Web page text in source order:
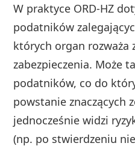
W praktyce ORD‑HZ
podatników
których organ rozważa
zabezpieczenia. Może
podatników, co do
powstanie znaczących
jednocześnie widzi
(np. po stwierdzeniu